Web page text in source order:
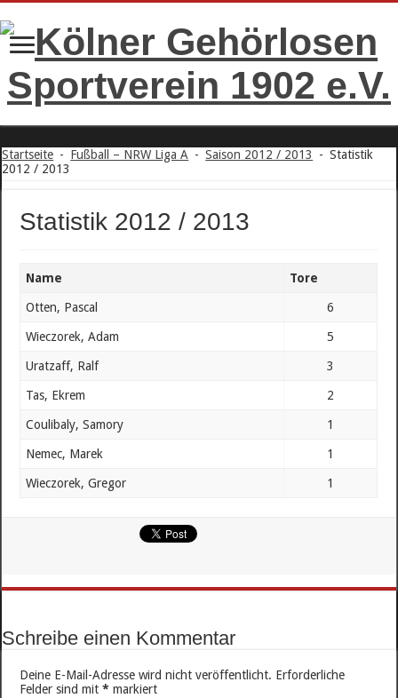
Startseite - Fußball – NRW Liga A - Saison 2012 / 2013 - Statistik
2012 / 2013
Statistik 2012 / 2013
Name Tore
Otten, Pascal 6
Wieczorek, Adam 5
Uratzaff, Ralf 3
Tas, Ekrem 2
Coulibaly, Samory 1
Nemec, Marek 1
Wieczorek, Gregor 1
Schreibe einen Kommentar
Deine E-Mail-Adresse wird nicht veröffentlicht. Erforderliche
Felder sind mit* markiert